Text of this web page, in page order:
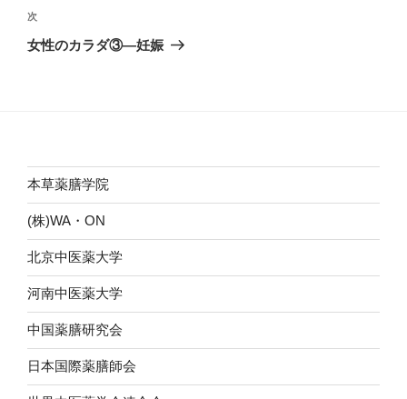
ビ
ゲ
稿
次
の
次
女性のカラダ③―妊娠
本草薬膳学院
(株)WA・ON
北京中医薬大学
河南中医薬大学
中国薬膳研究会
日本国際薬膳師会